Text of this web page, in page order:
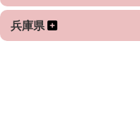
そちらもお気軽にご相談
記載以外でも対応可能な
兵庫県